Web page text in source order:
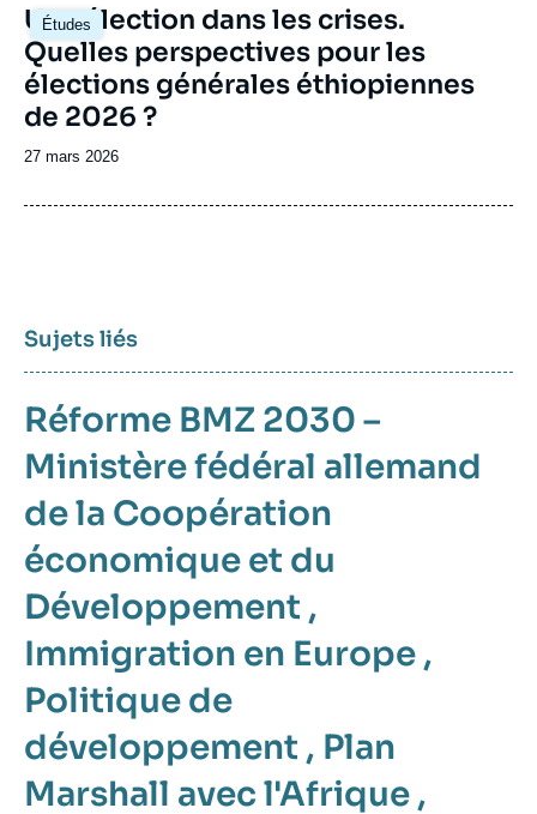
Études
Image
principale
Une élection dans les crises.
Quelles perspectives pour les
élections générales éthiopiennes
de 2026 ?
Date
publication
27 mars 2026
Sujets liés
Réforme BMZ 2030 –
Ministère fédéral allemand
de la Coopération
économique et du
Développement ,
Immigration en Europe ,
Politique de
développement , Plan
Marshall avec l'Afrique ,